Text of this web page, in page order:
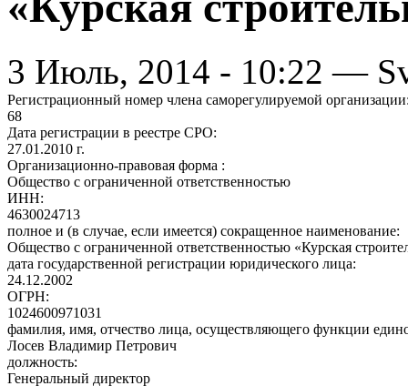
3 Июль, 2014 - 10:22 —
Регистрационный номер члена саморегулируемой
68
Дата регистрации в реестре СРО:
27.01.2010 г.
Организационно-правовая форма :
Общество с ограниченной ответственностью
ИНН:
4630024713
полное и (в случае, если имеется) сокращенное наименование:
Общество с ограниченной ответственностью «Курская
дата государственной регистрации юридического лица:
24.12.2002
ОГРН:
1024600971031
фамилия, имя, отчество лица, осуществляющего функции
Лосев Владимир Петрович
должность:
Генеральный директор